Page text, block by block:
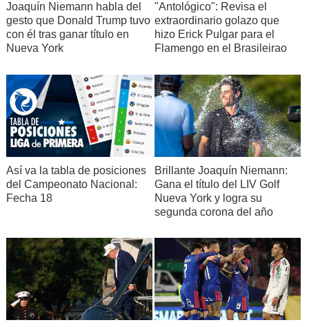
Joaquín Niemann habla del
gesto que Donald Trump tuvo
con él tras ganar título en
Nueva York
"Antológico": Revisa el
extraordinario golazo que
hizo Erick Pulgar para el
Flamengo en el Brasileirao
Así va la tabla de posiciones
del Campeonato Nacional:
Fecha 18
Brillante Joaquín Niemann:
Gana el título del LIV Golf
Nueva York y logra su
segunda corona del año